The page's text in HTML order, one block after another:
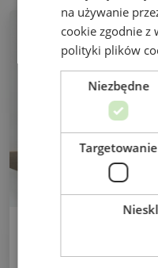
Nowość w CMZ!
która zaczyna się
na używanie
cookie zgodnie z
polityki plików
Niezbędne
Targetowanie